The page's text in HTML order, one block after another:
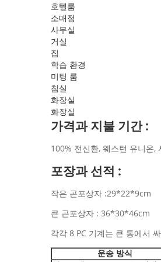
호텔룸
소매점
사무실
거실
집
학습 환경
미팅 룸
침실
화장실
화장실
가격과 지불 기간 :
100% 전신환, 웨스턴 유니온,
포장과 선적 :
작은 곤포상자 :29*22*9cm
큰 곤포상자 : 36*30*46cm
각각 8 PC 기계는 큰 통에서
운송 방식